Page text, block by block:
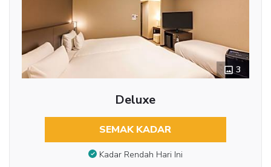
3
Deluxe
SEMAK KADAR
Kadar Rendah Hari Ini